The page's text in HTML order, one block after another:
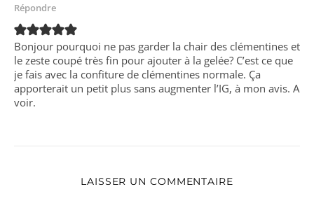
Répondre
Bonjour pourquoi ne pas garder la chair des clémentines et
le zeste coupé très fin pour ajouter à la gelée? C’est ce que
je fais avec la confiture de clémentines normale. Ça
apporterait un petit plus sans augmenter l’IG, à mon avis. A
voir.
LAISSER UN COMMENTAIRE